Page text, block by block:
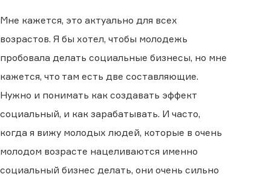
Мне кажется, это актуально для всех
возрастов. Я бы хотел, чтобы молодежь
пробовала делать социальные бизнесы, но мне
кажется, что там есть две составляющие.
Нужно и понимать как создавать эффект
социальный, и как зарабатывать. И часто,
когда я вижу молодых людей, которые в очень
молодом возрасте нацеливаются именно
социальный бизнес делать, они очень сильно